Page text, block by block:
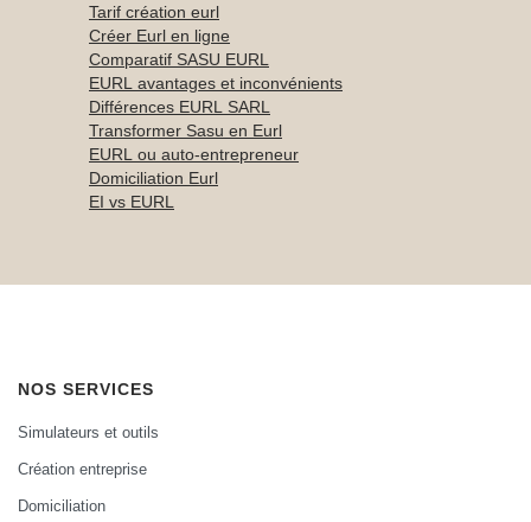
Tarif création eurl
Créer Eurl en ligne
Comparatif SASU EURL
EURL avantages et inconvénients
Différences EURL SARL
Transformer Sasu en Eurl
EURL ou auto-entrepreneur
Domiciliation Eurl
EI vs EURL
NOS SERVICES
Simulateurs et outils
Création entreprise
Domiciliation